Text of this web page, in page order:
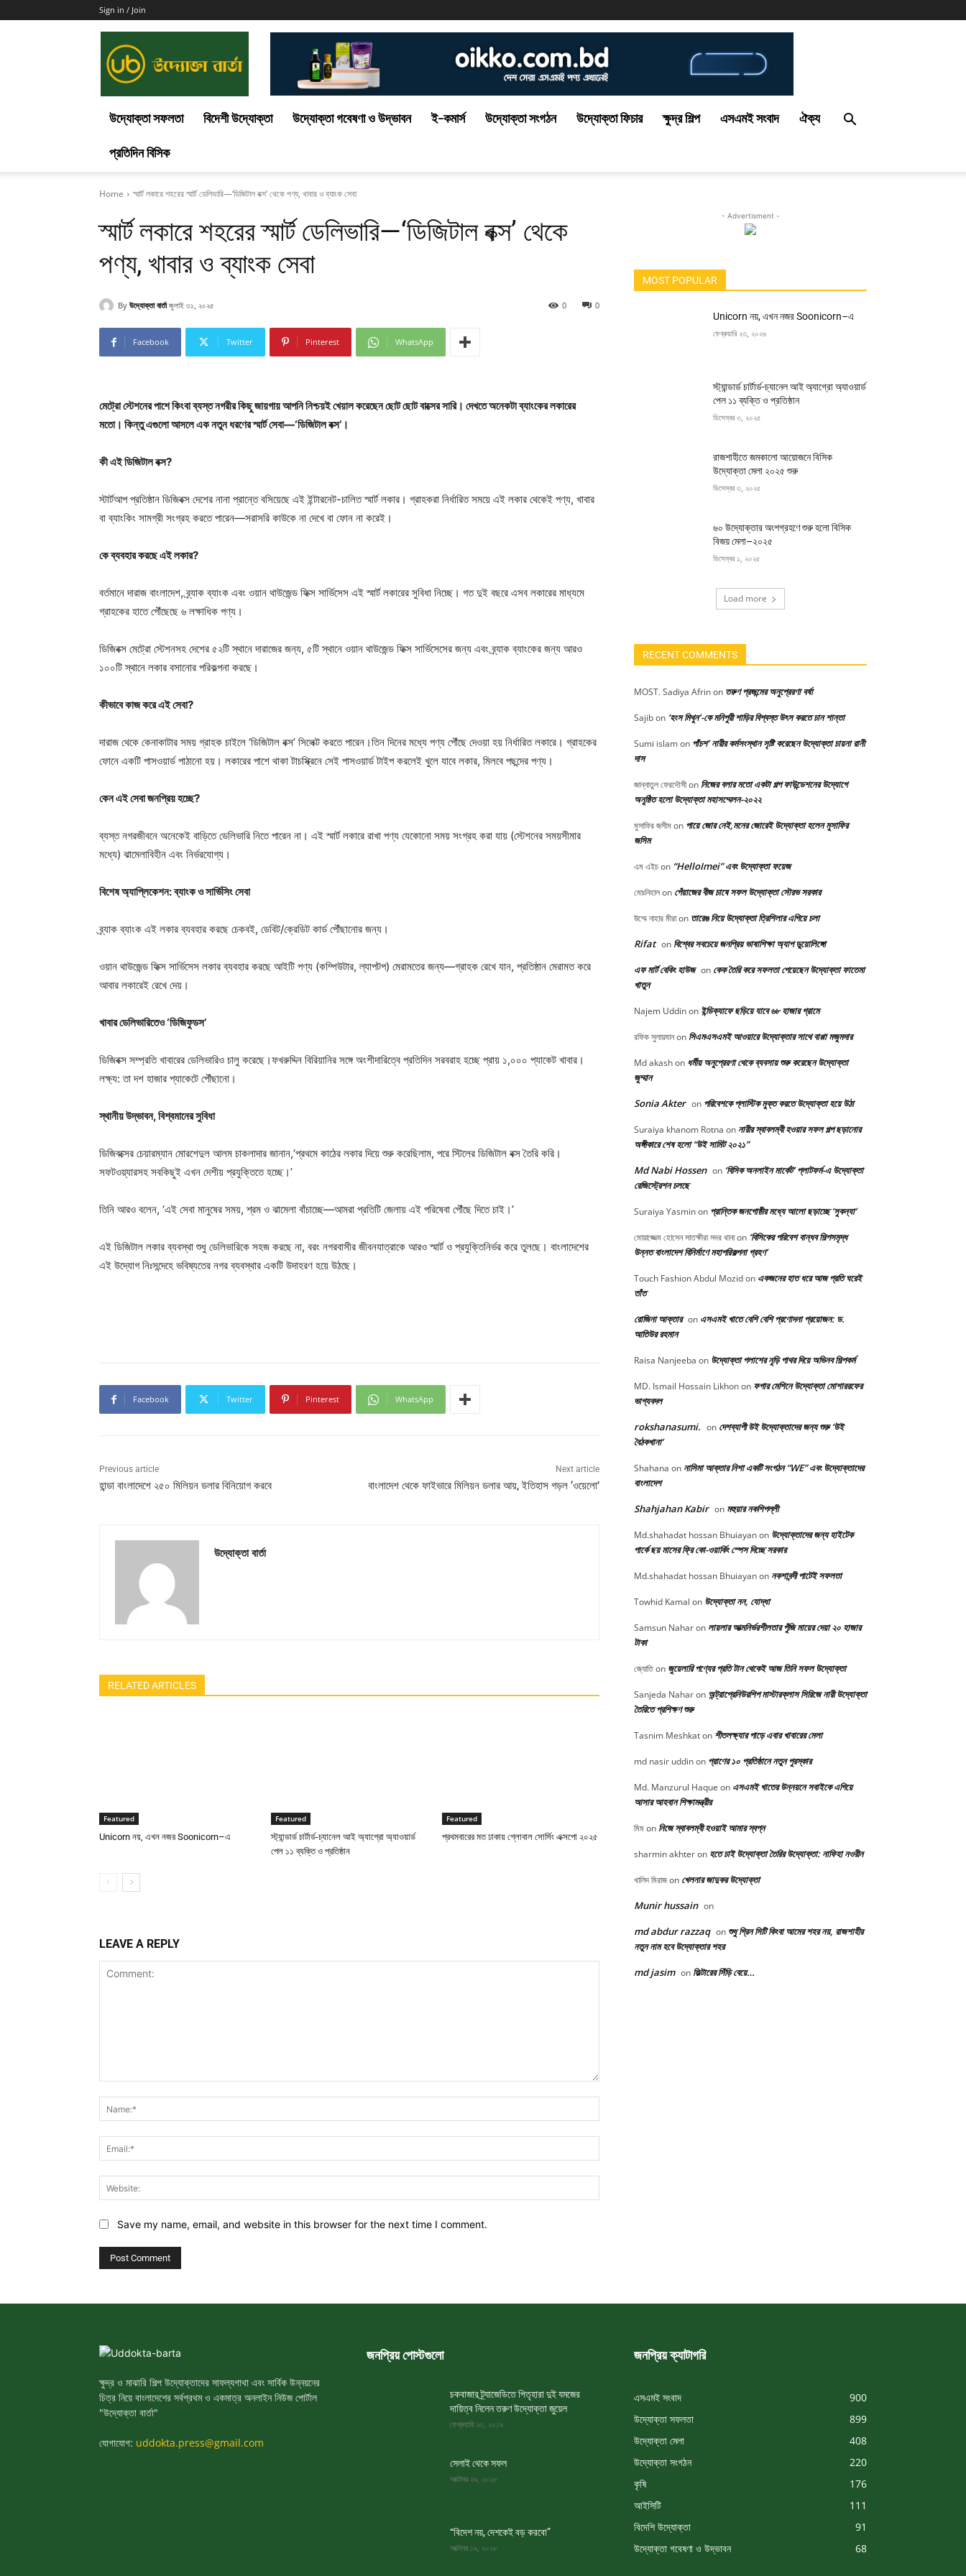
Sign in / Join
উদ্যোক্তা সফলতা বিদেশী উদ্যোক্তা উদ্যোক্তা গবেষণা ও উদ্ভাবন ই-কমার্স উদ্যোক্তা সংগঠন উদ্যোক্তা ফিচার ক্ষুদ্র শিল্প এসএমই সংবাদ ঐক্য
প্রতিদিন বিসিক
Home স্মার্ট লকারে শহরের স্মার্ট ডেলিভারি—‘ডিজিটাল বক্স’ থেকে পণ্য, খাবার ও ব্যাংক সেবা
স্মার্ট লকারে শহরের স্মার্ট ডেলিভারি—‘ডিজিটাল বক্স’ থেকে
পণ্য, খাবার ও ব্যাংক সেবা
By উদ্যোক্তা বার্তা জুলাই ৩১, ২০২৫ 0
0
Facebook Twitter Pinterest WhatsApp
মেট্রো স্টেশনের পাশে কিংবা ব্যস্ত নগরীর কিছু জায়গায় আপনি নিশ্চয়ই খেয়াল করেছেন ছোট ছোট বাক্সের সারি। দেখতে অনেকটা ব্যাংকের লকারের
মতো। কিন্তু এগুলো আসলে এক নতুন ধরণের স্মার্ট সেবা—‘ডিজিটাল বক্স’।
কী এই ডিজিটাল বক্স?
স্টার্টআপ প্রতিষ্ঠান ডিজিবক্স দেশের নানা প্রান্তে বসিয়েছে এই ইন্টারনেট-চালিত স্মার্ট লকার। গ্রাহকরা নির্ধারিত সময়ে এই লকার থেকেই পণ্য, খাবার
বা ব্যাংকিং সামগ্রী সংগ্রহ করতে পারেন—সরাসরি কাউকে না দেখে বা ফোন না করেই।
কে ব্যবহার করছে এই লকার?
বর্তমানে দারাজ বাংলাদেশ, ব্র্যাক ব্যাংক এবং ওয়ান থাউজেন্ড ফিক্স সার্ভিসেস এই স্মার্ট লকারের সুবিধা নিচ্ছে। গত দুই বছরে এসব লকারের মাধ্যমে
গ্রাহকের হাতে পৌঁছেছে ৬ লক্ষাধিক পণ্য।
ডিজিবক্স মেট্রো স্টেশনসহ দেশের ৫২টি স্থানে দারাজের জন্য, ৫টি স্থানে ওয়ান থাউজেন্ড ফিক্স সার্ভিসেসের জন্য এবং ব্র্যাক ব্যাংকের জন্য আরও
১০০টি স্থানে লকার বসানোর পরিকল্পনা করছে।
কীভাবে কাজ করে এই সেবা?
দারাজ থেকে কেনাকাটার সময় গ্রাহক চাইলে ‘ডিজিটাল বক্স’ সিলেক্ট করতে পারেন।তিন দিনের মধ্যে পণ্য পৌঁছে দেওয়া হয় নির্ধারিত লকারে। গ্রাহকের
ফোনে একটি পাসওয়ার্ড পাঠানো হয়। লকারের পাশে থাকা টাচস্ক্রিনে সেই পাসওয়ার্ড টাইপ করলেই খুলে যাবে লকার, মিলবে পছন্দের পণ্য।
কেন এই সেবা জনপ্রিয় হচ্ছে?
ব্যস্ত নগরজীবনে অনেকেই বাড়িতে ডেলিভারি নিতে পারেন না। এই স্মার্ট লকারে রাখা পণ্য যেকোনো সময় সংগ্রহ করা যায় (স্টেশনের সময়সীমার
মধ্যে) ঝামেলাবিহীন এবং নির্ভরযোগ্য।
বিশেষ অ্যাপ্লিকেশন: ব্যাংক ও সার্ভিসিং সেবা
ব্র্যাক ব্যাংক এই লকার ব্যবহার করছে চেকবই, ডেবিট/ক্রেডিট কার্ড পৌঁছানোর জন্য।
ওয়ান থাউজেন্ড ফিক্স সার্ভিসেস লকার ব্যবহার করছে আইটি পণ্য (কম্পিউটার, ল্যাপটপ) মেরামতের জন্য—গ্রাহক রেখে যান, প্রতিষ্ঠান মেরামত করে
আবার লকারেই রেখে দেয়।
খাবার ডেলিভারিতেও ‘ডিজিফুডস’
ডিজিবক্স সম্প্রতি খাবারের ডেলিভারিও চালু করেছে।ফখরুদ্দিন বিরিয়ানির সঙ্গে অংশীদারিত্বে প্রতিদিন সরবরাহ হচ্ছে প্রায় ১,০০০ প্যাকেট খাবার।
লক্ষ্য: তা দশ হাজার প্যাকেটে পৌঁছানো।
স্থানীয় উদ্ভাবন, বিশ্বমানের সুবিধা
ডিজিবক্সের চেয়ারম্যান মোরশেদুল আলম চাকলাদার জানান,‘প্রথমে কাঠের লকার দিয়ে শুরু করেছিলাম, পরে স্টিলের ডিজিটাল বক্স তৈরি করি।
সফটওয়্যারসহ সবকিছুই এখন দেশীয় প্রযুক্তিতে হচ্ছে।’
তিনি আরও বলেন, ‘এই সেবা মানুষের সময়, শ্রম ও ঝামেলা বাঁচাচ্ছে—আমরা প্রতিটি জেলায় এই পরিষেবা পৌঁছে দিতে চাই।’
এই ডিজিটাল লকার ব্যবস্থা শুধু ডেলিভারিকে সহজ করছে না, বরং নগরবাসীর জীবনযাত্রাকে আরও স্মার্ট ও প্রযুক্তিনির্ভর করে তুলছে। বাংলাদেশের
এই উদ্যোগ নিঃসন্দেহে ভবিষ্যতের নগর ব্যবস্থার একটি উদাহরণ হয়ে উঠছে।
Facebook Twitter Pinterest WhatsApp
Previous article
হান্ডা বাংলাদেশে ২৫০ মিলিয়ন ডলার বিনিয়োগ করবে
Next article
বাংলাদেশ থেকে ফাইভারে মিলিয়ন ডলার আয়, ইতিহাস গড়ল ‘ওয়েলো’
উদ্যোক্তা বার্তা
RELATED ARTICLES
Featured
Unicorn নয়, এখন নজর Soonicorn–এ
Featured
স্ট্যান্ডার্ড চার্টার্ড-চ্যানেল আই অ্যাগ্রো অ্যাওয়ার্ড
পেল ১১ ব্যক্তি ও প্রতিষ্ঠান
Featured
প্রথমবারের মত ঢাকায় গ্লোবাল সোর্সিং এক্সপো ২০২৫
LEAVE A REPLY
Save my name, email, and website in this browser for the next time I comment.
- Advertisment -
MOST POPULAR
Unicorn নয়, এখন নজর Soonicorn–এ
ফেব্রুয়ারি ২৩, ২০২৬
স্ট্যান্ডার্ড চার্টার্ড-চ্যানেল আই অ্যাগ্রো অ্যাওয়ার্ড
পেল ১১ ব্যক্তি ও প্রতিষ্ঠান
ডিসেম্বর ৩, ২০২৫
রাজশাহীতে জমকালো আয়োজনে বিসিক
উদ্যোক্তা মেলা ২০২৫ শুরু
ডিসেম্বর ৩, ২০২৫
৬০ উদ্যোক্তার অংশগ্রহণে শুরু হলো বিসিক
বিজয় মেলা–২০২৫
ডিসেম্বর ১, ২০২৫
Load more
RECENT COMMENTS
MOST. Sadiya Afrinon তরুণ প্রজন্মের অনুপ্রেরণা বর্ষা
Sajibon ‘হংস মিথুন’-কে মনিপুরী শাড়ির বিশ্বস্ত উৎস করতে চান শান্তা
Sumi islamon পাঁচশ’ নারীর কর্মসংস্থান সৃষ্টি করেছেন উদ্যোক্তা চায়না রানী
দাস
জান্নাতুল ফেরদৌসীon নিজের বলার মতো একটা গল্প ফাউন্ডেশনের উদ্যোগে
অনুষ্ঠিত হলো উদ্যোক্তা মহাসম্মেলন-২০২২
মুসাফির জসীমon পায়ে জোর নেই,মনের জোরেই উদ্যোক্তা হলেন মুসাফির
জসিম
এম এইচon “HelloImei” এবং উদ্যোক্তা ফয়েজ
মোঃনিহালon পেঁয়াজের বীজ চাষে সফল উদ্যোক্তা সৌরভ সরকার
উম্মে নাহার মীরাon তারেঙ নিয়ে উদ্যোক্তা ত্রিশিলার এগিয়ে চলা
Rifat on বিশ্বের সবচেয়ে জনপ্রিয় ভাষাশিক্ষা অ্যাপ ডুয়োলিঙ্গো
এফ মার্ট বেকিং হাউজ on কেক তৈরি করে সফলতা পেয়েছেন উদ্যোক্তা ফাতেমা
খাতুন
Najem Uddinon ইন্ডিক্যাফে ছড়িয়ে যাবে ৬৮ হাজার গ্রামে
রফিক সুলায়মানon সিএমএসএমই আওয়ারে উদ্যোক্তার সাথে বাপ্পা মজুমদার
Md akashon ধর্মীয় অনুপ্রেরণা থেকে ব্যবসায় শুরু করেছেন উদ্যোক্তা
জুম্মান
Sonia Akter on পরিবেশকে প্লাস্টিক মুক্ত করতে উদ্যোক্তা হয়ে উঠা
Suraiya khanom Rotna on নারীর স্বাবলম্বী হওয়ার সফল গল্প ছড়ানোর
অঙ্গীকারে শেষ হলো “উই সামিট ২০২১”
Md Nabi Hossen on ‘বিসিক অনলাইন মার্কেট’ প্লাটফর্ম-এ উদ্যোক্তা
রেজিস্ট্রেশন চলছে
Suraiya Yasminon প্রান্তিক জনগোষ্ঠীর মধ্যে আলো ছড়াচ্ছে ‘সুকন্যা’
মোয়াজ্জেম হোসেন সাতক্ষীরা সদর থানাon ‘বিসিকের পরিবেশ বান্ধব শিল্পসমৃদ্ধ
উন্নত বাংলাদেশ বিনির্মাণে মহাপরিকল্পনা গ্রহণ’
Touch Fashion Abdul Mozidon একজনের হাত ধরে আজ প্রতি ঘরেই
তাঁত
রোজিনা আক্তার on এসএমই খাতে বেশি বেশি প্রণোদনা প্রয়োজন: ড.
আতিউর রহমান
Raisa Nanjeeba on উদ্যোক্তা পলাশের নুড়ি পাথর দিয়ে অভিনব শিল্পকর্ম
MD. Ismail Hossain Likhonon ফগার মেশিনে উদ্যোক্তা মোশাররফের
ভাগ্যবদল
rokshanasumi. on দেশব্যাপী উই উদ্যোক্তাদের জন্য শুরু ‘উই
বৈঠকখানা’
Shahana on নাসিমা আক্তার নিশা একটি সংগঠন “WE” এবং উদ্যোক্তাদের
বাংলাদেশ
Shahjahan Kabir on মহুয়ার নকশিপল্লী
Md.shahadat hossan Bhuiayanon উদ্যোক্তাদের জন্য হাইটেক
পার্কে ছয় মাসের ফ্রি কো-ওয়ার্কিং স্পেস দিচ্ছে সরকার
Md.shahadat hossan Bhuiayanon নকশাবন্দী পাটেই সফলতা
Towhid Kamal on উদ্যোক্তা নন, যোদ্ধা
Samsun Naharon লায়লার আত্মনির্ভরশীলতার পুঁজি মায়ের দেয়া ২০ হাজার
টাকা
জ্যোতিon জুয়েলারি পণ্যের প্রতি টান থেকেই আজ তিনি সফল উদ্যোক্তা
Sanjeda Naharon অন্ট্রাপ্রেনিউরশিপ মাস্টারক্লাস সিরিজে নারী উদ্যোক্তা
তৈরিতে প্রশিক্ষণ শুরু
Tasnim Meshkaton শীতলক্ষ্যার পাড়ে এবার খাবারের মেলা
md nasir uddinon প্রাণের ১০ প্রতিষ্ঠানে নতুন পুরস্কার
Md. Manzurul Haque on এসএমই খাতের উন্নয়নে সবাইকে এগিয়ে
আসার আহবান শিক্ষামন্ত্রীর
মিমon নিজে স্বাবলম্বী হওয়াই আমার স্বপ্ন
sharmin akhteron হতে চাই উদ্যোক্তা তৈরির উদ্যোক্তা: নাফিহা নওরীন
খালিদ মিরাজon খেলনার জাদুকর উদ্যোক্তা
Munir hussain on
md abdur razzaq on শুধু গ্রিন সিটি কিংবা আমের শহর নয়, রাজশাহীর
নতুন নাম হবে উদ্যোক্তার শহর
md jasim on ফিল্টারের সিঁড়ি বেয়ে…
ক্ষুদ্র ও মাঝারি শিল্প উদ্যোক্তাদের সাফল্যগাথা এবং সার্বিক উন্নয়নের
চিত্র নিয়ে বাংলাদেশের সর্বপ্রথম ও একমাত্র অনলাইন নিউজ পোর্টাল
"উদ্যোক্তা বার্তা"
যোগাযোগ: uddokta.press@gmail.com
জনপ্রিয় পোস্টগুলো
চকবাজার ট্র্যাজেডিতে পিতৃহারা দুই যমজের
দায়িত্ব নিলেন তরুণ উদ্যোক্তা জুয়েল
ফেব্রুয়ারি ২৩, ২০১৯
সেলাই থেকে সফল
অক্টোবর ২৯, ২০১৮
“বিদেশ নয়, দেশকেই বড় করবো”
অক্টোবর ১৯, ২০১৮
জনপ্রিয় ক্যাটাগরি
এসএমই সংবাদ
900
উদ্যোক্তা সফলতা
899
উদ্যোক্তা মেলা
408
উদ্যোক্তা সংগঠন
220
কৃষি
176
আইসিটি
111
বিদেশি উদ্যোক্তা
91
উদ্যোক্তা গবেষণা ও উদ্ভাবন
68